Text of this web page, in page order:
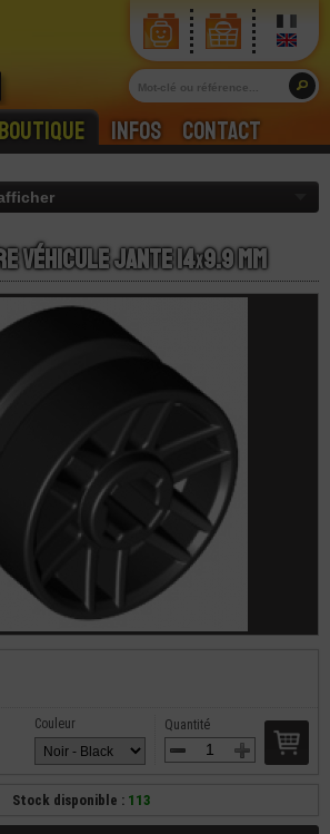
Boutique Infos Contact
Véhicule Jante 14x9.9 mm
Quantité
Couleur
Stock disponible : 113